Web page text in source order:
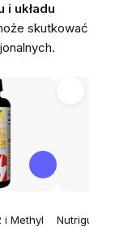
układu
skutkować
i Methyl
Nutrigums